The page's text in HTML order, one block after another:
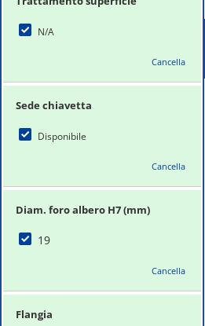
N/A
Cancella
Sede chiavetta
Disponibile
Cancella
Diam. foro albero H7 (mm)
19
Cancella
Flangia